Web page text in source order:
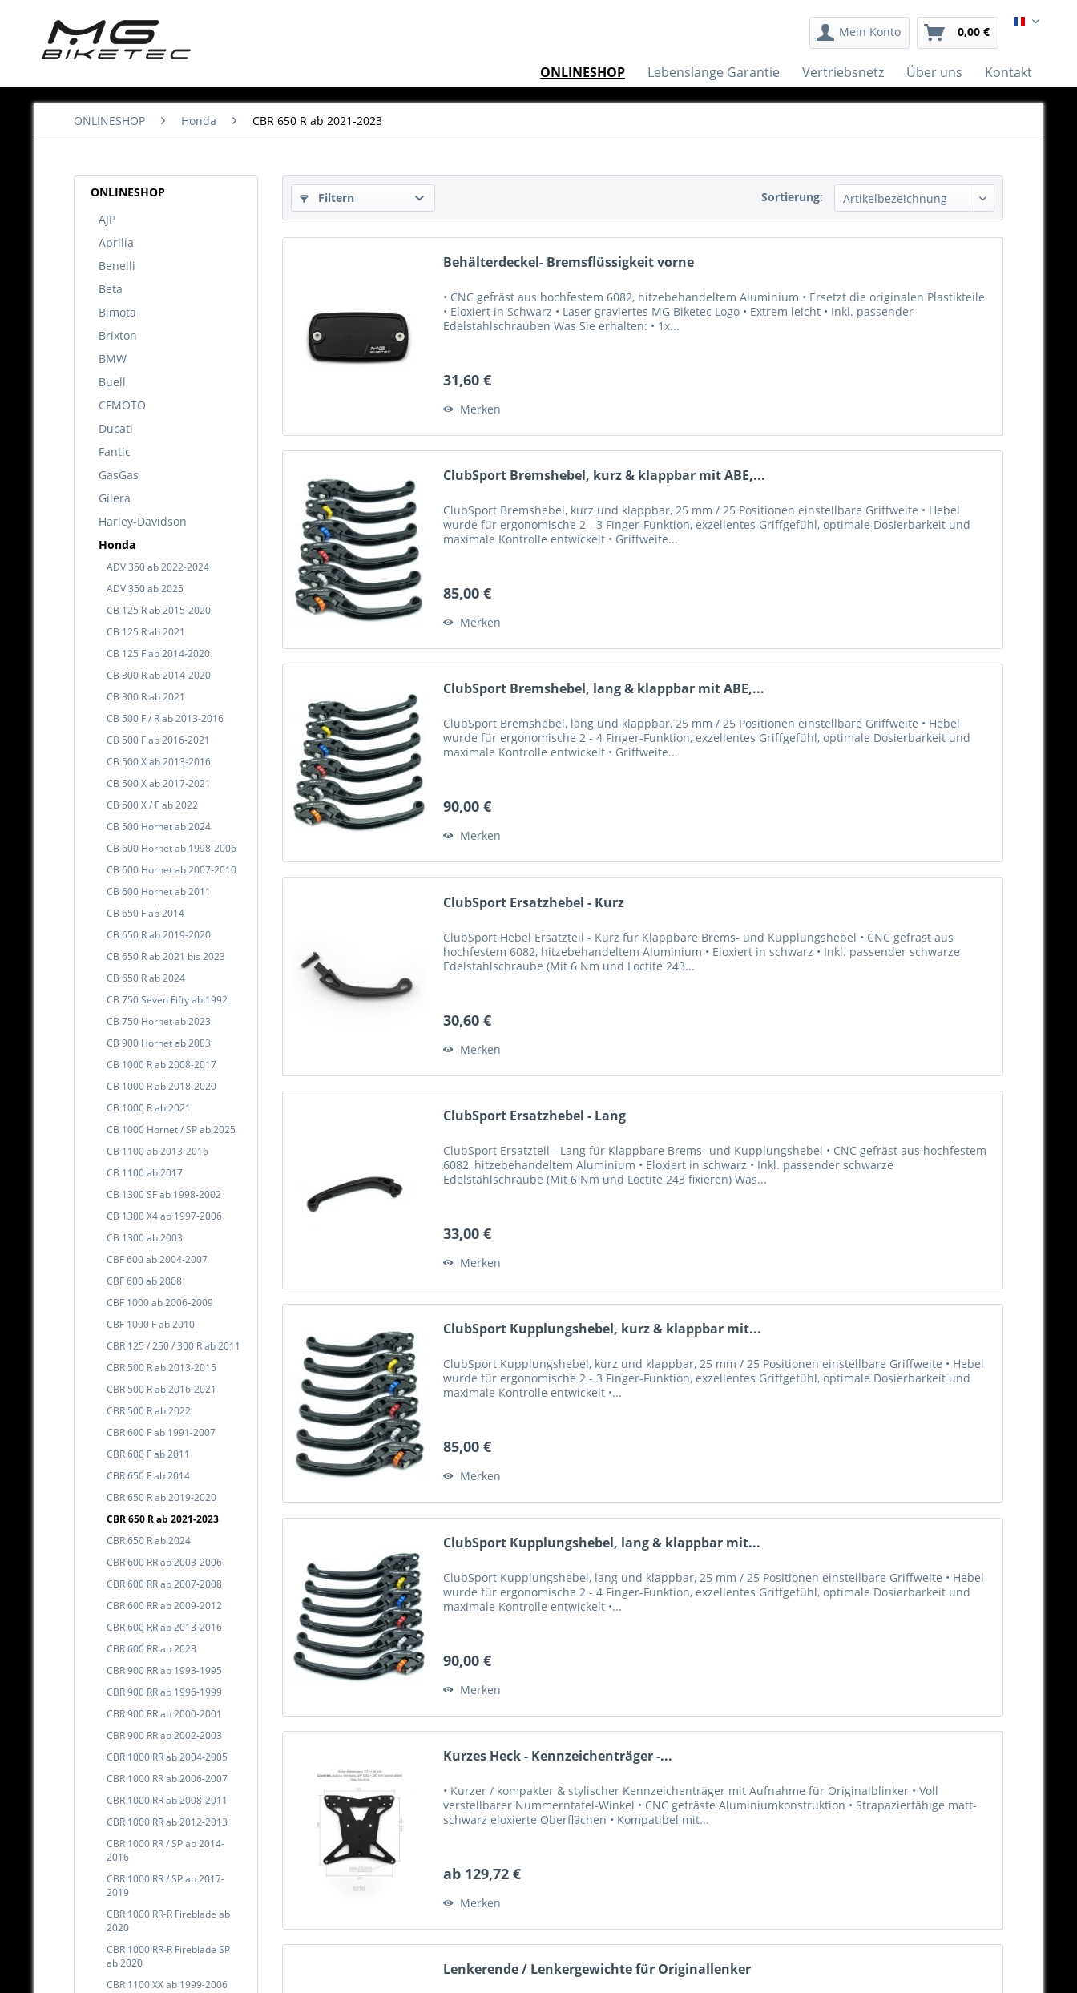
Mein Konto 0,00 € Français
ONLINESHOP Lebenslange Garantie Vertriebsnetz Über uns Kontakt
ONLINESHOP Honda CBR 650 R ab 2021-2023
ONLINESHOP
AJP
Aprilia
Benelli
Beta
Bimota
Brixton
BMW
Buell
CFMOTO
Ducati
Fantic
GasGas
Gilera
Harley-Davidson
Honda
ADV 350 ab 2022-2024
ADV 350 ab 2025
CB 125 R ab 2015-2020
CB 125 R ab 2021
CB 125 F ab 2014-2020
CB 300 R ab 2014-2020
CB 300 R ab 2021
CB 500 F / R ab 2013-2016
CB 500 F ab 2016-2021
CB 500 X ab 2013-2016
CB 500 X ab 2017-2021
CB 500 X / F ab 2022
CB 500 Hornet ab 2024
CB 600 Hornet ab 1998-2006
CB 600 Hornet ab 2007-2010
CB 600 Hornet ab 2011
CB 650 F ab 2014
CB 650 R ab 2019-2020
CB 650 R ab 2021 bis 2023
CB 650 R ab 2024
CB 750 Seven Fifty ab 1992
CB 750 Hornet ab 2023
CB 900 Hornet ab 2003
CB 1000 R ab 2008-2017
CB 1000 R ab 2018-2020
CB 1000 R ab 2021
CB 1000 Hornet / SP ab 2025
CB 1100 ab 2013-2016
CB 1100 ab 2017
CB 1300 SF ab 1998-2002
CB 1300 X4 ab 1997-2006
CB 1300 ab 2003
CBF 600 ab 2004-2007
CBF 600 ab 2008
CBF 1000 ab 2006-2009
CBF 1000 F ab 2010
CBR 125 / 250 / 300 R ab 2011
CBR 500 R ab 2013-2015
CBR 500 R ab 2016-2021
CBR 500 R ab 2022
CBR 600 F ab 1991-2007
CBR 600 F ab 2011
CBR 650 F ab 2014
CBR 650 R ab 2019-2020
CBR 650 R ab 2021-2023
CBR 650 R ab 2024
CBR 600 RR ab 2003-2006
CBR 600 RR ab 2007-2008
CBR 600 RR ab 2009-2012
CBR 600 RR ab 2013-2016
CBR 600 RR ab 2023
CBR 900 RR ab 1993-1995
CBR 900 RR ab 1996-1999
CBR 900 RR ab 2000-2001
CBR 900 RR ab 2002-2003
CBR 1000 RR ab 2004-2005
CBR 1000 RR ab 2006-2007
CBR 1000 RR ab 2008-2011
CBR 1000 RR ab 2012-2013
CBR 1000 RR / SP ab 2014-
2016
CBR 1000 RR / SP ab 2017-
2019
CBR 1000 RR-R Fireblade ab
2020
CBR 1000 RR-R Fireblade SP
ab 2020
CBR 1100 XX ab 1999-2006
Filtern Sortierung:
Behälterdeckel- Bremsflüssigkeit vorne
• CNC gefräst aus hochfestem 6082, hitzebehandeltem Aluminium • Ersetzt die originalen Plastikteile
• Eloxiert in Schwarz • Laser graviertes MG Biketec Logo • Extrem leicht • Inkl. passender
Edelstahlschrauben Was Sie erhalten: • 1x...
31,60 €
Merken
ClubSport Bremshebel, kurz & klappbar mit ABE,...
ClubSport Bremshebel, kurz und klappbar, 25 mm / 25 Positionen einstellbare Griffweite • Hebel
wurde für ergonomische 2 - 3 Finger-Funktion, exzellentes Griffgefühl, optimale Dosierbarkeit und
maximale Kontrolle entwickelt • Griffweite...
85,00 €
Merken
ClubSport Bremshebel, lang & klappbar mit ABE,...
ClubSport Bremshebel, lang und klappbar, 25 mm / 25 Positionen einstellbare Griffweite • Hebel
wurde für ergonomische 2 - 4 Finger-Funktion, exzellentes Griffgefühl, optimale Dosierbarkeit und
maximale Kontrolle entwickelt • Griffweite...
90,00 €
Merken
ClubSport Ersatzhebel - Kurz
ClubSport Hebel Ersatzteil - Kurz für Klappbare Brems- und Kupplungshebel • CNC gefräst aus
hochfestem 6082, hitzebehandeltem Aluminium • Eloxiert in schwarz • Inkl. passender schwarze
Edelstahlschraube (Mit 6 Nm und Loctite 243...
30,60 €
Merken
ClubSport Ersatzhebel - Lang
ClubSport Ersatzteil - Lang für Klappbare Brems- und Kupplungshebel • CNC gefräst aus hochfestem
6082, hitzebehandeltem Aluminium • Eloxiert in schwarz • Inkl. passender schwarze
Edelstahlschraube (Mit 6 Nm und Loctite 243 fixieren) Was...
33,00 €
Merken
ClubSport Kupplungshebel, kurz & klappbar mit...
ClubSport Kupplungshebel, kurz und klappbar, 25 mm / 25 Positionen einstellbare Griffweite • Hebel
wurde für ergonomische 2 - 3 Finger-Funktion, exzellentes Griffgefühl, optimale Dosierbarkeit und
maximale Kontrolle entwickelt •...
85,00 €
Merken
ClubSport Kupplungshebel, lang & klappbar mit...
ClubSport Kupplungshebel, lang und klappbar, 25 mm / 25 Positionen einstellbare Griffweite • Hebel
wurde für ergonomische 2 - 4 Finger-Funktion, exzellentes Griffgefühl, optimale Dosierbarkeit und
maximale Kontrolle entwickelt •...
90,00 €
Merken
Kurzes Heck - Kennzeichenträger -...
• Kurzer / kompakter & stylischer Kennzeichenträger mit Aufnahme für Originalblinker • Voll
verstellbarer Nummerntafel-Winkel • CNC gefräste Aluminiumkonstruktion • Strapazierfähige matt-
schwarz eloxierte Oberflächen • Kompatibel mit...
ab 129,72 €
Merken
Lenkerende / Lenkergewichte für Originallenker